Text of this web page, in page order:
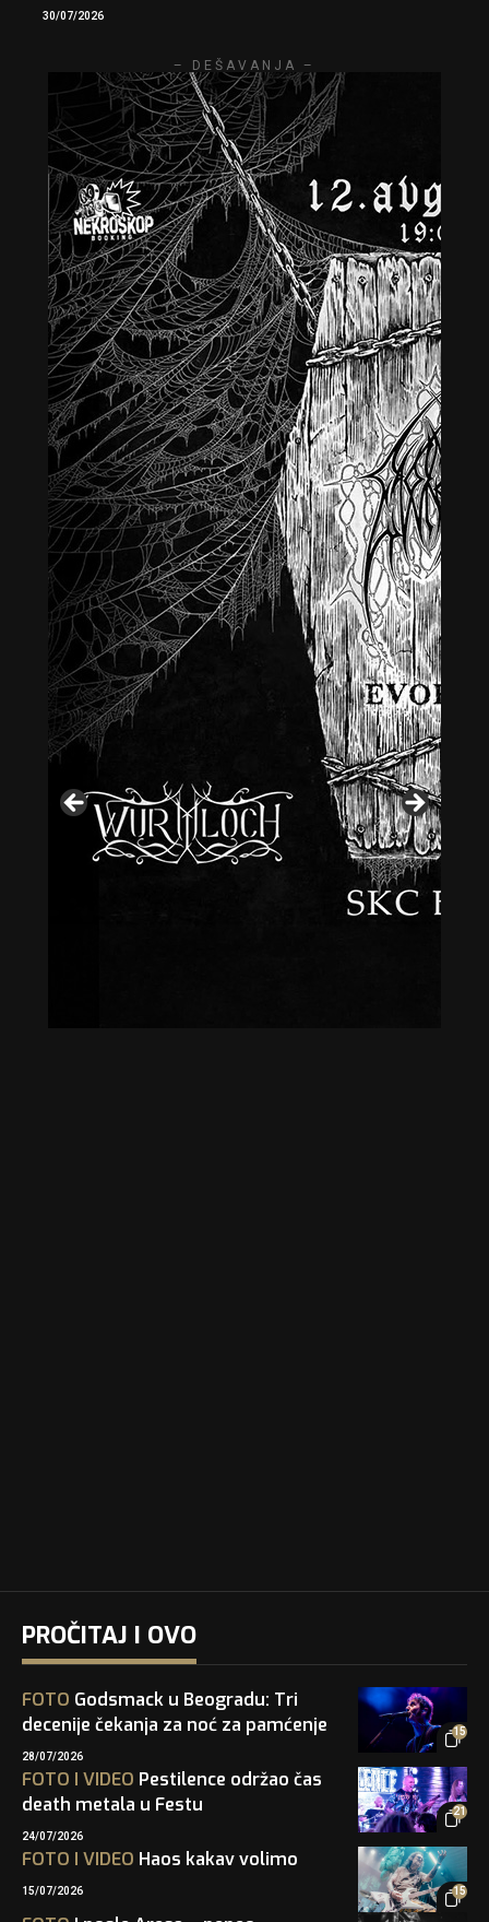
30/07/2026
– DEŠAVANJA –
PROČITAJ I OVO
15
FOTO Godsmack u Beogradu: Tri
decenije čekanja za noć za pamćenje
28/07/2026
21
FOTO I VIDEO Pestilence održao čas
death metala u Festu
24/07/2026
15
FOTO I VIDEO Haos kakav volimo
15/07/2026